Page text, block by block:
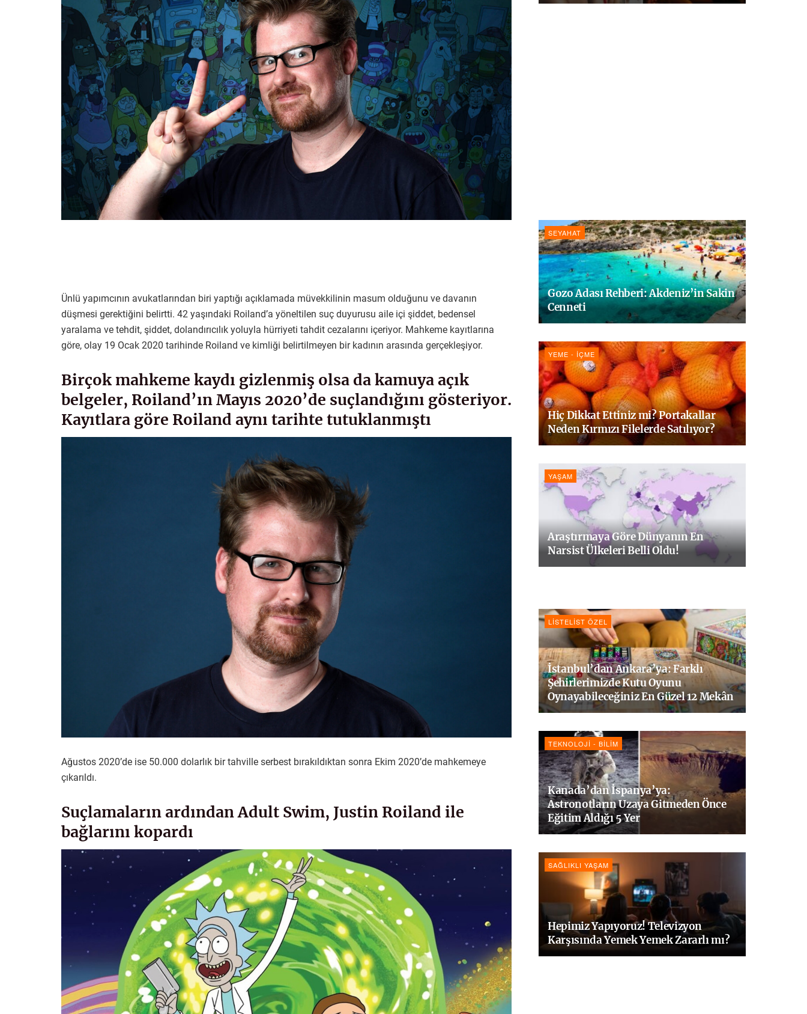
Ünlü yapımcının avukatlarından biri yaptığı açıklamada müvekkilinin masum olduğunu ve davanın
düşmesi gerektiğini belirtti. 42 yaşındaki Roiland’a yöneltilen suç duyurusu aile içi şiddet, bedensel
yaralama ve tehdit, şiddet, dolandırıcılık yoluyla hürriyeti tahdit cezalarını içeriyor. Mahkeme kayıtlarına
göre, olay 19 Ocak 2020 tarihinde Roiland ve kimliği belirtilmeyen bir kadının arasında gerçekleşiyor.
Birçok mahkeme kaydı gizlenmiş olsa da kamuya açık
belgeler, Roiland’ın Mayıs 2020’de suçlandığını gösteriyor.
Kayıtlara göre Roiland aynı tarihte tutuklanmıştı
Ağustos 2020’de ise 50.000 dolarlık bir tahville serbest bırakıldıktan sonra Ekim 2020’de mahkemeye
çıkarıldı.
Suçlamaların ardından Adult Swim, Justin Roiland ile
bağlarını kopardı
SEYAHAT
Gozo Adası Rehberi: Akdeniz’in Sakin
Cenneti
YEME - İÇME
Hiç Dikkat Ettiniz mi? Portakallar
Neden Kırmızı Filelerde Satılıyor?
YAŞAM
Araştırmaya Göre Dünyanın En
Narsist Ülkeleri Belli Oldu!
LISTELIST ÖZEL
İstanbul’dan Ankara’ya: Farklı
Şehirlerimizde Kutu Oyunu
Oynayabileceğiniz En Güzel 12 Mekân
TEKNOLOJI - BILIM
Kanada’dan İspanya’ya:
Astronotların Uzaya Gitmeden Önce
Eğitim Aldığı 5 Yer
SAĞLIKLI YAŞAM
Hepimiz Yapıyoruz! Televizyon
Karşısında Yemek Yemek Zararlı mı?